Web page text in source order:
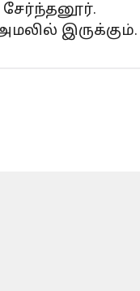
இருக்கும்.